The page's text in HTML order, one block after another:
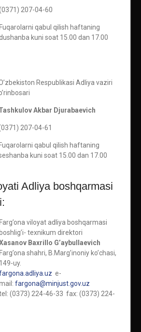
207-04-60
Fuqarolarni qabul qilish haftaning
dushanba kuni soat 15.00 dan 17.00
Respublikasi Adliya vaziri
Akbar Djurabaevich
207-04-61
Fuqarolarni qabul qilish haftaning
kuni soat 15.00 dan 17.00
Adliya boshqarmasi
Farg’ona viloyat adliya boshqarmasi
boshlig’i- texnikum direktori
Baxrillo G’aybullaevich
Farg’ona shahri, B.Marg’inoniy ko’chasi,
149-uy.
e-
fargona@minjust.gov.uz
(0373) 224-46-33 fax: (0373) 224-